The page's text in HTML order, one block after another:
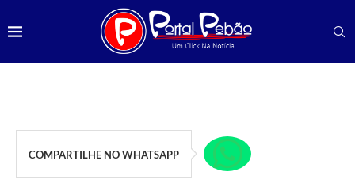
COMPARTILHE NO WHATSAPP